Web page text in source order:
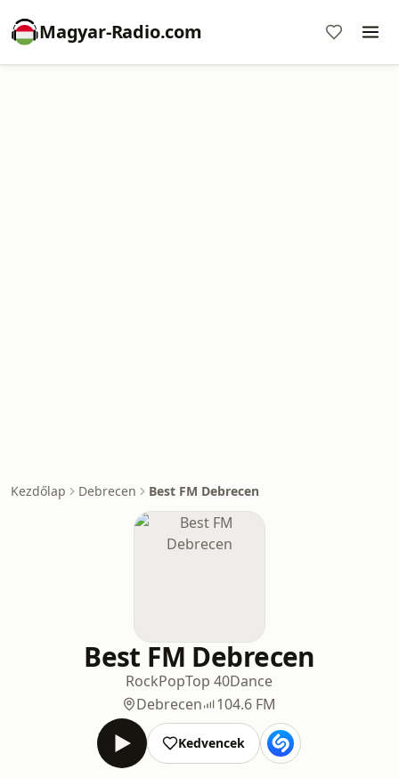
Magyar-Radio.com
Kezdőlap Debrecen Best FM Debrecen
Best FM Debrecen
RockPopTop 40Dance
Debrecen
104.6 FM
Kedvencek